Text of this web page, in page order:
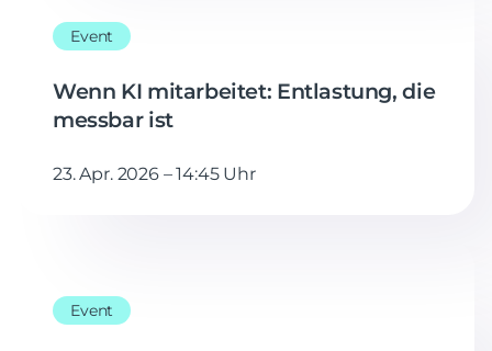
Event
Wenn KI mitarbeitet: Entlastung, die
messbar ist
23. Apr. 2026 – 14:45 Uhr
Event